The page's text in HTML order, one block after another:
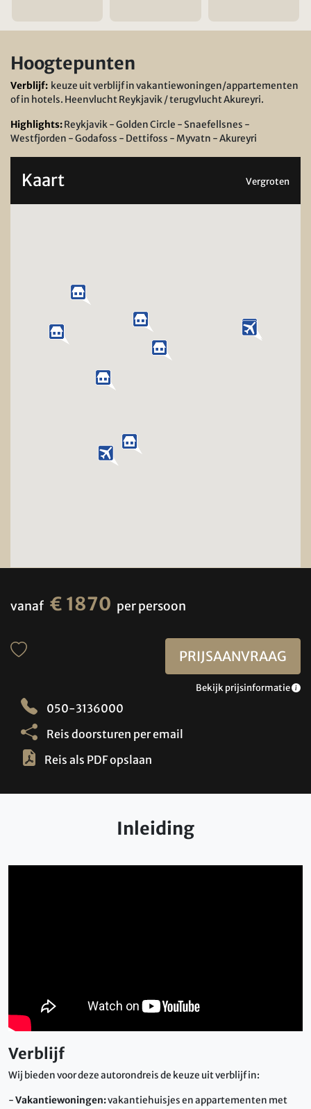
Hoogtepunten
Verblijf: keuze uit verblijf in vakantiewoningen/appartementen
of in hotels. Heenvlucht Reykjavik / terugvlucht Akureyri.
Highlights:Reykjavik - Golden Circle - Snaefellsnes -
Westfjorden - Godafoss - Dettifoss - Myvatn - Akureyri
Kaart Vergroten
vanaf € 1870 per persoon
PRIJSAANVRAAG
Bekijk prijsinformatie
050-3136000
Reis doorsturen per email
Reis als PDF opslaan
Inleiding
Verblijf
Wij bieden voor deze autorondreis de keuze uit verblijf in:
-Vakantiewoningen:vakantiehuisjes en appartementen met